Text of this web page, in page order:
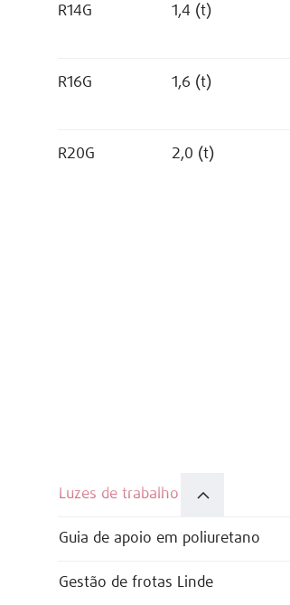
R14G 1,4 (t)
R16G 1,6 (t)
R20G 2,0 (t)
Luzes de trabalho
Guia de apoio em poliuretano
Gestão de frotas Linde